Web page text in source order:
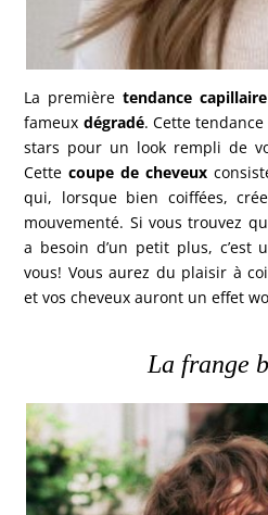
La premièretendance capillaire
fameux dégradé. Cette
stars pour un look rempli de
Cettecoupe de cheveux
qui, lorsque bien coiffées,
mouvementé. Si vous trouvez
a besoin d’un petit plus,
vous! Vous aurez du plaisir à
et vos cheveux auront un effet
La frange